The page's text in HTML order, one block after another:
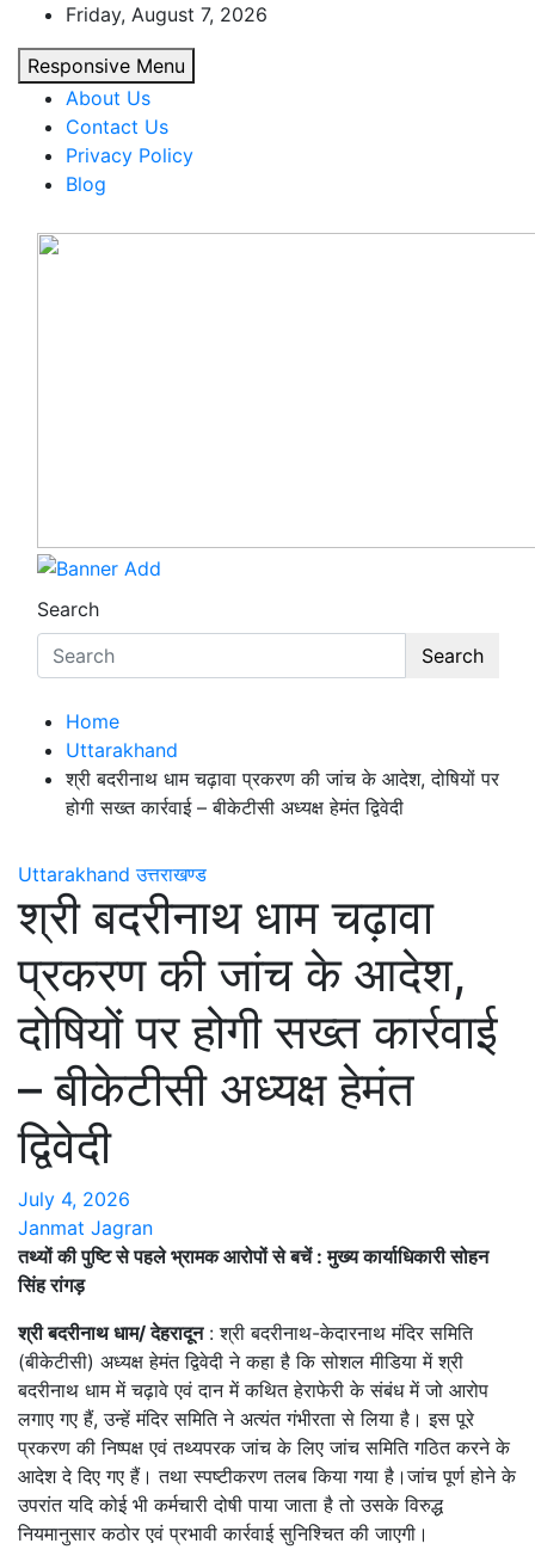
content
Friday, August 7, 2026
Responsive Menu
About Us
Contact Us
Privacy Policy
Blog
Search
Search
Home
Uttarakhand
श्री बदरीनाथ धाम चढ़ावा प्रकरण की जांच के आदेश, दोषियों पर
होगी सख्त कार्रवाई – बीकेटीसी अध्यक्ष हेमंत द्विवेदी
Uttarakhand उत्तराखण्ड
श्री बदरीनाथ धाम चढ़ावा
प्रकरण की जांच के आदेश,
दोषियों पर होगी सख्त कार्रवाई
– बीकेटीसी अध्यक्ष हेमंत
द्विवेदी
July 4, 2026
Janmat Jagran
तथ्यों की पुष्टि से पहले भ्रामक आरोपों से बचें : मुख्य कार्याधिकारी सोहन
सिंह रांगड़
श्री बदरीनाथ धाम/ देहरादून: श्री बदरीनाथ-केदारनाथ मंदिर समिति
(बीकेटीसी) अध्यक्ष हेमंत द्विवेदी ने कहा है कि सोशल मीडिया में श्री
बदरीनाथ धाम में चढ़ावे एवं दान में कथित हेराफेरी के संबंध में जो आरोप
लगाए गए हैं, उन्हें मंदिर समिति ने अत्यंत गंभीरता से लिया है। इस पूरे
प्रकरण की निष्पक्ष एवं तथ्यपरक जांच के लिए जांच समिति गठित करने के
आदेश दे दिए गए हैं। तथा स्पष्टीकरण तलब किया गया है।जांच पूर्ण होने के
उपरांत यदि कोई भी कर्मचारी दोषी पाया जाता है तो उसके विरुद्ध
नियमानुसार कठोर एवं प्रभावी कार्रवाई सुनिश्चित की जाएगी।